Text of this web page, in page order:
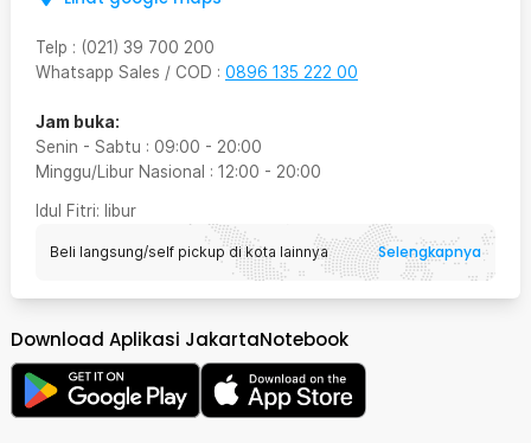
Telp : (021) 39 700 200
Whatsapp Sales / COD : 0896 135 222 00
Jam buka:
Senin - Sabtu : 09:00 - 20:00
Minggu/Libur Nasional : 12:00 - 20:00
Idul Fitri: libur
Beli langsung/self pickup di kota lainnya Selengkapnya
Download Aplikasi JakartaNotebook